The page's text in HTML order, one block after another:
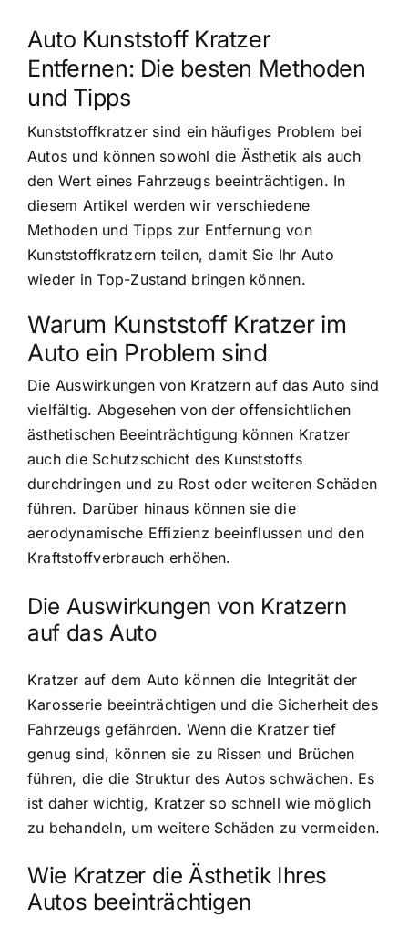
Auto Kunststoff Kratzer
Entfernen: Die besten Methoden
und Tipps
Kunststoffkratzer sind ein häufiges Problem bei
Autos und können sowohl die Ästhetik als auch
den Wert eines Fahrzeugs beeinträchtigen. In
diesem Artikel werden wir verschiedene
Methoden und Tipps zur Entfernung von
Kunststoffkratzern teilen, damit Sie Ihr Auto
wieder in Top-Zustand bringen können.
Warum Kunststoff Kratzer im
Auto ein Problem sind
Die Auswirkungen von Kratzern auf das Auto sind
vielfältig. Abgesehen von der offensichtlichen
ästhetischen Beeinträchtigung können Kratzer
auch die Schutzschicht des Kunststoffs
durchdringen und zu Rost oder weiteren Schäden
führen. Darüber hinaus können sie die
aerodynamische Effizienz beeinflussen und den
Kraftstoffverbrauch erhöhen.
Die Auswirkungen von Kratzern
auf das Auto
Kratzer auf dem Auto können die Integrität der
Karosserie beeinträchtigen und die Sicherheit des
Fahrzeugs gefährden. Wenn die Kratzer tief
genug sind, können sie zu Rissen und Brüchen
führen, die die Struktur des Autos schwächen. Es
ist daher wichtig, Kratzer so schnell wie möglich
zu behandeln, um weitere Schäden zu vermeiden.
Wie Kratzer die Ästhetik Ihres
Autos beeinträchtigen